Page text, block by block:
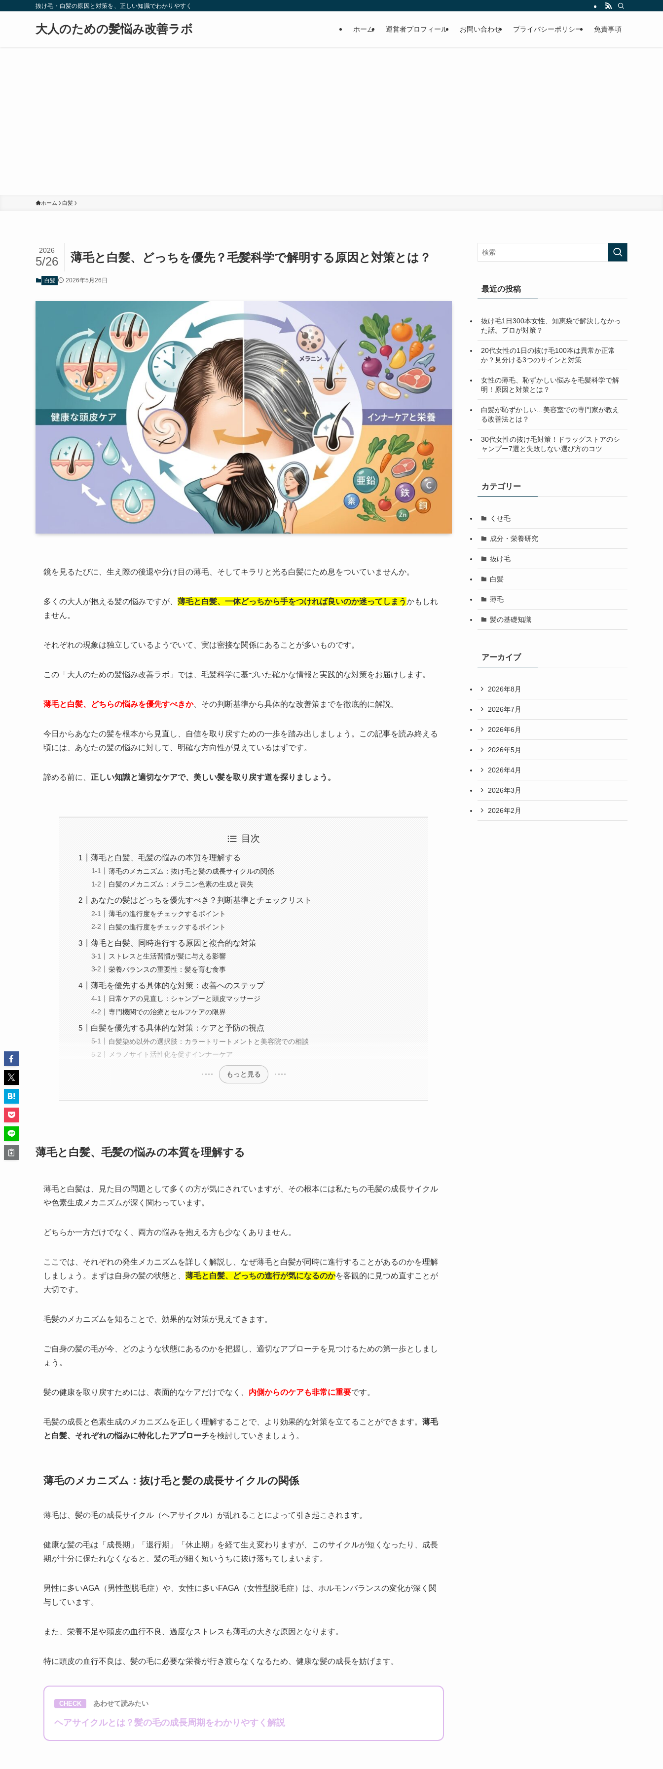
抜け毛・白髪の原因と対策を、正しい知識でわかりやすく
大人のための髪悩み改善ラボ ホーム 運営者プロフィール お問い合わせ プライバシーポリシー 免責事項
ホーム 白髪
薄毛と白髪、どっちを優先？毛髪科学で解明する原因と対策とは？
2026
5/26
白髪 2026年5月26日
鏡を見るたびに、生え際の後退や分け目の薄毛、そしてキラリと光る白髪にため息をついていませんか。
多くの大人が抱える髪の悩みですが、 薄毛と白髪、一体どっちから手をつければ良いのか迷ってしまうかもしれ
ません。
それぞれの現象は独立しているようでいて、実は密接な関係にあることが多いものです。
この「大人のための髪悩み改善ラボ」では、毛髪科学に基づいた確かな情報と実践的な対策をお届けします。
薄毛と白髪、どちらの悩みを優先すべきか、その判断基準から具体的な改善策までを徹底的に解説。
今日からあなたの髪を根本から見直し、自信を取り戻すための一歩を踏み出しましょう。この記事を読み終える
頃には、あなたの髪の悩みに対して、明確な方向性が見えているはずです。
諦める前に、 正しい知識と適切なケアで、美しい髪を取り戻す道を探りましょう。
目次
薄毛と白髪、毛髪の悩みの本質を理解する
薄毛のメカニズム：抜け毛と髪の成長サイクルの関係
白髪のメカニズム：メラニン色素の生成と喪失
あなたの髪はどっちを優先すべき？判断基準とチェックリスト
薄毛の進行度をチェックするポイント
白髪の進行度をチェックするポイント
薄毛と白髪、同時進行する原因と複合的な対策
ストレスと生活習慣が髪に与える影響
栄養バランスの重要性：髪を育む食事
薄毛を優先する具体的な対策：改善へのステップ
日常ケアの見直し：シャンプーと頭皮マッサージ
専門機関での治療とセルフケアの限界
白髪を優先する具体的な対策：ケアと予防の視点
白髪染め以外の選択肢：カラートリートメントと美容院での相談
メラノサイト活性化を促すインナーケア
もっと見る
薄毛と白髪、毛髪の悩みの本質を理解する
薄毛と白髪は、見た目の問題として多くの方が気にされていますが、その根本には私たちの毛髪の成長サイクル
や色素生成メカニズムが深く関わっています。
どちらか一方だけでなく、両方の悩みを抱える方も少なくありません。
ここでは、それぞれの発生メカニズムを詳しく解説し、なぜ薄毛と白髪が同時に進行することがあるのかを理解
しましょう。まずは自身の髪の状態と、 薄毛と白髪、どっちの進行が気になるのかを客観的に見つめ直すことが
大切です。
毛髪のメカニズムを知ることで、効果的な対策が見えてきます。
ご自身の髪の毛が今、どのような状態にあるのかを把握し、適切なアプローチを見つけるための第一歩としまし
ょう。
髪の健康を取り戻すためには、表面的なケアだけでなく、 内側からのケアも非常に重要です。
毛髪の成長と色素生成のメカニズムを正しく理解することで、より効果的な対策を立てることができます。 薄毛
と白髪、それぞれの悩みに特化したアプローチを検討していきましょう。
薄毛のメカニズム：抜け毛と髪の成長サイクルの関係
薄毛は、髪の毛の成長サイクル（ヘアサイクル）が乱れることによって引き起こされます。
健康な髪の毛は「成長期」「退行期」「休止期」を経て生え変わりますが、このサイクルが短くなったり、成長
期が十分に保たれなくなると、髪の毛が細く短いうちに抜け落ちてしまいます。
男性に多いAGA（男性型脱毛症）や、女性に多いFAGA（女性型脱毛症）は、ホルモンバランスの変化が深く関
与しています。
また、栄養不足や頭皮の血行不良、過度なストレスも薄毛の大きな原因となります。
特に頭皮の血行不良は、髪の毛に必要な栄養が行き渡らなくなるため、健康な髪の成長を妨げます。
CHECK あわせて読みたい
ヘアサイクルとは？髪の毛の成長周期をわかりやすく解説
最近の投稿
抜け毛1日300本女性、知恵袋で解決しなかっ
た話。プロが対策？
20代女性の1日の抜け毛100本は異常か正常
か？見分ける3つのサインと対策
女性の薄毛、恥ずかしい悩みを毛髪科学で解
明！原因と対策とは？
白髪が恥ずかしい…美容室での専門家が教え
る改善法とは？
30代女性の抜け毛対策！ドラッグストアのシ
ャンプー7選と失敗しない選び方のコツ
カテゴリー
くせ毛
成分・栄養研究
抜け毛
白髪
薄毛
髪の基礎知識
アーカイブ
2026年8月
2026年7月
2026年6月
2026年5月
2026年4月
2026年3月
2026年2月